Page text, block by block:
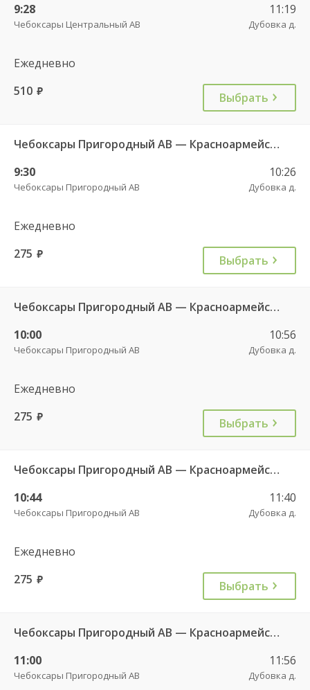
9:28
Чебоксары Центральный АВ
11:19
Дубовка д.
Ежедневно
510 руб. Выбрать
Чебоксары Пригородный АВ — Красноармейское с. ДКП 121
9:30
Чебоксары Пригородный АВ
10:26
Дубовка д.
Ежедневно
275 руб. Выбрать
Чебоксары Пригородный АВ — Красноармейское с. ДКП 121
10:00
Чебоксары Пригородный АВ
10:56
Дубовка д.
Ежедневно
275 руб. Выбрать
Чебоксары Пригородный АВ — Красноармейское с. ДКП 121
10:44
Чебоксары Пригородный АВ
11:40
Дубовка д.
Ежедневно
275 руб. Выбрать
Чебоксары Пригородный АВ — Красноармейское с. ДКП 121
11:00
Чебоксары Пригородный АВ
11:56
Дубовка д.